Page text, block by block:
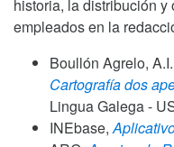
historia, la distribución
empleados en la
Boullón Agrelo,
Cartografía dos
Lingua Galega -
INEbase,